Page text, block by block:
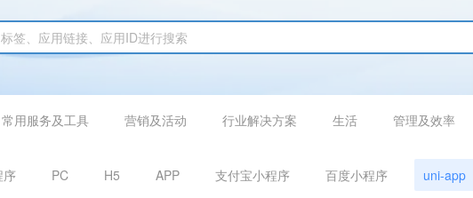
常用服务及工具 营销及活动 行业解决方案 生活 管理及效率
序 PC H5 APP 支付宝小程序 百度小程序 uni-app